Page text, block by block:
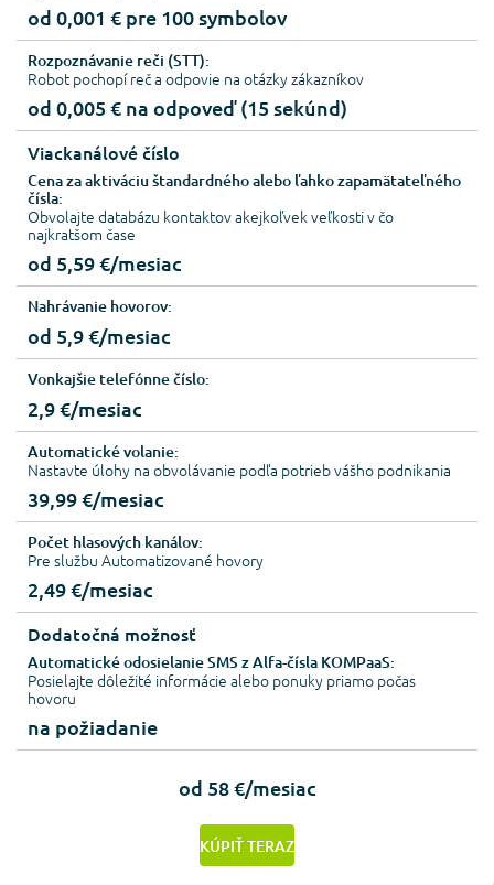
od 0,001 € pre 100 symbolov
Rozpoznávanie reči (STT):
Robot pochopí reč a odpovie na otázky zákazníkov
od 0,005 € na odpoveď (15 sekúnd)
Viackanálové číslo
Cena za aktiváciu štandardného alebo ľahko zapamätateľného
čísla:
Obvolajte databázu kontaktov akejkoľvek veľkosti v čo
najkratšom čase
od 5,59 €/mesiac
Nahrávanie hovorov:
od 5,9 €/mesiac
Vonkajšie telefónne číslo:
2,9 €/mesiac
Automatické volanie:
Nastavte úlohy na obvolávanie podľa potrieb vášho podnikania
39,99 €/mesiac
Počet hlasových kanálov:
Pre službu Automatizované hovory
2,49 €/mesiac
Dodatočná možnosť
Automatické odosielanie SMS z Alfa-čísla KOMPaaS:
Posielajte dôležité informácie alebo ponuky priamo počas
hovoru
na požiadanie
od 58 €/mesiac
KÚPIŤ TERAZ